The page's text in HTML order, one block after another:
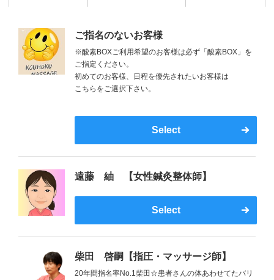
ご指名のないお客様
※酸素BOXご利用希望のお客様は必ず「酸素BOX」を
ご指定ください。
初めてのお客様、日程を優先されたいお客様は
こちらをご選択下さい。
Select
遠藤 紬 【女性鍼灸整体師】
Select
柴田 啓嗣【指圧・マッサージ師】
20年間指名率No.1柴田☆患者さんの体あわせてたバリ